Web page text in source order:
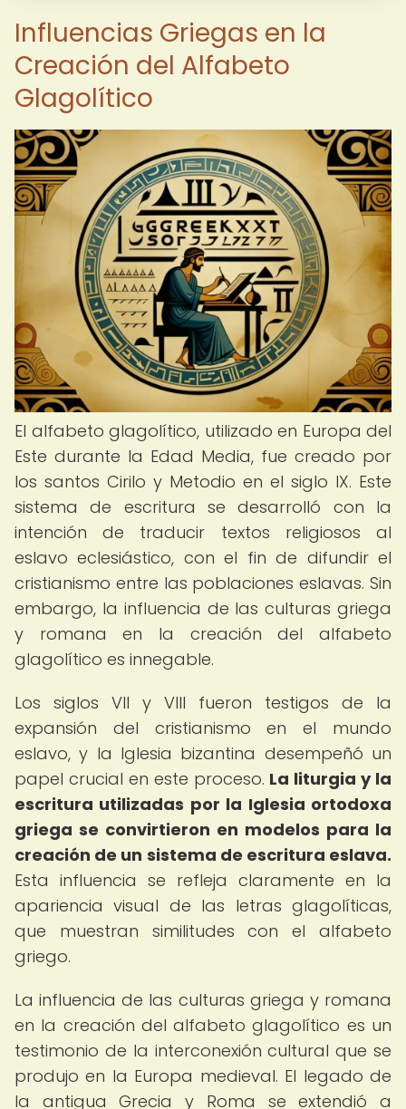
Influencias Griegas en la
Creación del Alfabeto
Glagolítico
El alfabeto glagolítico, utilizado en Europa del
Este durante la Edad Media, fue creado por
los santos Cirilo y Metodio en el siglo IX. Este
sistema de escritura se desarrolló con la
intención de traducir textos religiosos al
eslavo eclesiástico, con el fin de difundir el
cristianismo entre las poblaciones eslavas. Sin
embargo, la influencia de las culturas griega
y romana en la creación del alfabeto
glagolítico es innegable.
Los siglos VII y VIII fueron testigos de la
expansión del cristianismo en el mundo
eslavo, y la Iglesia bizantina desempeñó un
papel crucial en este proceso. La liturgia y la
escritura utilizadas por la Iglesia ortodoxa
griega se convirtieron en modelos para la
creación de un sistema de escritura eslava.
Esta influencia se refleja claramente en la
apariencia visual de las letras glagolíticas,
que muestran similitudes con el alfabeto
griego.
La influencia de las culturas griega y romana
en la creación del alfabeto glagolítico es un
testimonio de la interconexión cultural que se
produjo en la Europa medieval. El legado de
la antigua Grecia y Roma se extendió a